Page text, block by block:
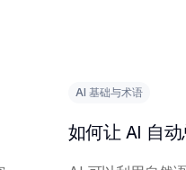
AI 基础与术语
如何让 AI 自动